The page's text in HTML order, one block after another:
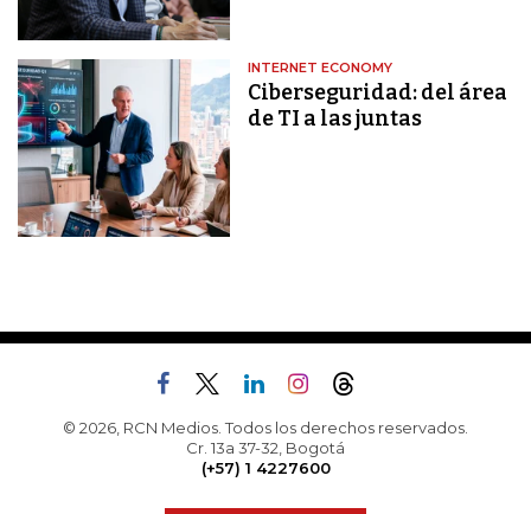
INTERNET ECONOMY
Ciberseguridad: del área
de TI a las juntas
© 2026, RCN Medios. Todos los derechos reservados.
Cr. 13a 37-32, Bogotá
(+57) 1 4227600